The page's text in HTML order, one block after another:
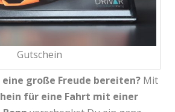
Gutschein
große Freude bereiten? Mit
für eine Fahrt mit einer